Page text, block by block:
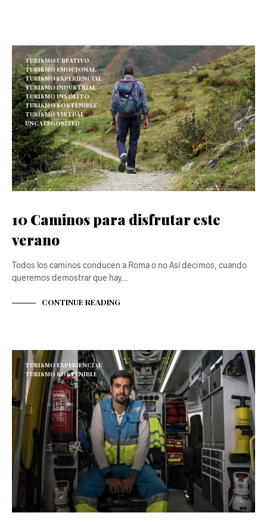
TURISMO CREATIVO
TURISMO EMOCIONAL
TURISMO EXPERIENCIAL
TURISMO INDUSTRIAL
TURISMO INSÓLITO
TURISMO SOSTENIBLE
TURISMO VIRTUAL
UNCATEGORIZED
10 Caminos para disfrutar este
verano
Todos los caminos conducen a Roma o no Así decimos, cuando
queremos demostrar que hay…
CONTINUE READING
TURISMO EXPERIENCIAL
TURISMO SOSTENIBLE